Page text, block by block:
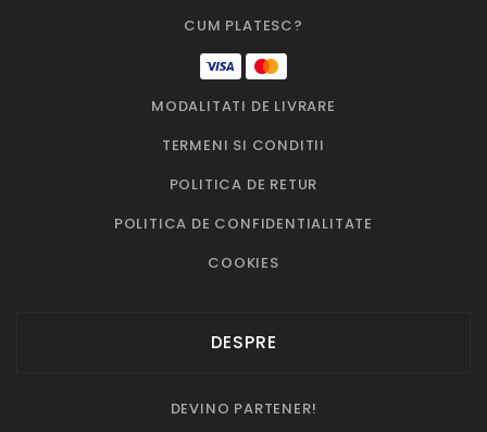
CUM PLATESC?
MODALITATI DE LIVRARE
TERMENI SI CONDITII
POLITICA DE RETUR
POLITICA DE CONFIDENTIALITATE
COOKIES
DESPRE
DEVINO PARTENER!